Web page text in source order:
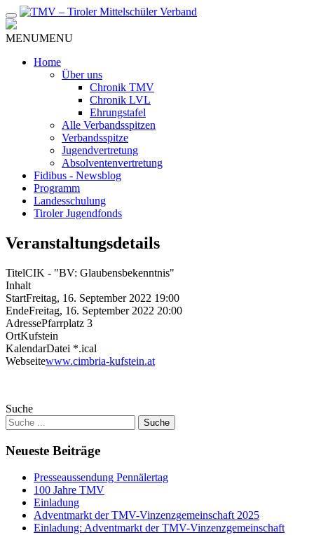
Zum
Inhalt
MENUMENU
Home
Über uns
Chronik TMV
Chronik LVL
Ehrungstafel
Alle Verbandsspitzen
Verbandsspitze
Jugendvertretung
Absolventenvertretung
Fidibus - Newsblog
Programm
Landesschulung
Tiroler Jugendfonds
Veranstaltungsdetails
TitelCIK - "BV: Glaubensbekenntnis"
Inhalt
StartFreitag, 16. September 2022 19:00
EndeFreitag, 16. September 2022 20:00
AdressePfarrplatz 3
OrtKufstein
KalendarDatei *.ical
Webseitewww.cimbria-kufstein.at
Suche
Neueste Beiträge
Presseaussendung Pennälertag
100 Jahre TMV
Einladung
Adventmarkt der TMV-Vinzenzgemeinschaft 2025
Einladung: Adventmarkt der TMV-Vinzenzgemeinschaft